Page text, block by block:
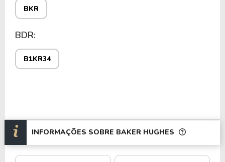
BKR
BDR:
B1KR34
INFORMAÇÕES SOBRE BAKER HUGHES